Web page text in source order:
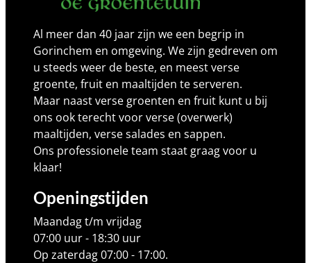
Al meer dan 40 jaar zijn we een begrip in
Gorinchem en omgeving. We zijn gedreven om
u steeds weer de beste, en meest verse
groente, fruit en maaltijden te serveren.
Maar naast verse groenten en fruit kunt u bij
ons ook terecht voor verse (overwerk)
maaltijden, verse salades en sappen.
Ons professionele team staat graag voor u
klaar!
Openingstijden
Maandag t/m vrijdag
07:00 uur - 18:30 uur
Op zaterdag 07:00 - 17:00.